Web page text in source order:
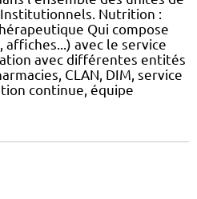
Institutionnels. Nutrition :
Qui compose
affiches...) avec le service
avec différentes entités
CLAN, DIM, service
continue, équipe